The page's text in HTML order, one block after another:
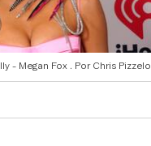
- Megan Fox Chris Pizzelo